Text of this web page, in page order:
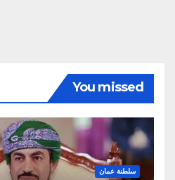
You missed
سلطنة عمان